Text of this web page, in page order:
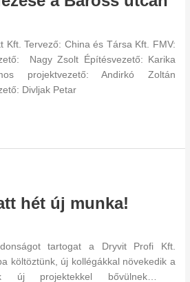
Kft. Tervező: China és Társa Kft. FMV:
Nagy Zsolt Építésvezető: Karika
projektvezető: Andirkó Zoltán
Divljak Petar
hét új munka!
tartogat a Dryvit Profi Kft.
költöztünk, új kollégákkal növekedik a
új projektekkel bővülnek…